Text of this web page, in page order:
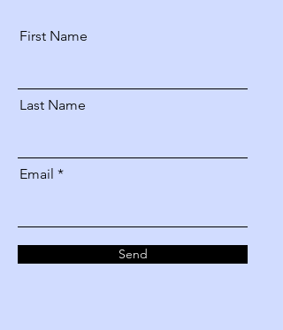
First Name
Last Name
Email
Send